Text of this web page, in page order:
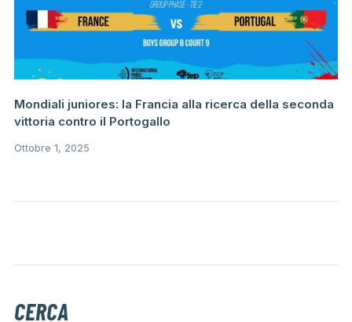
Mondiali juniores: la Francia alla ricerca della seconda
vittoria contro il Portogallo
Ottobre 1, 2025
CERCA